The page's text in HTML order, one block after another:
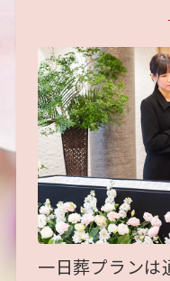
一日葬プランは